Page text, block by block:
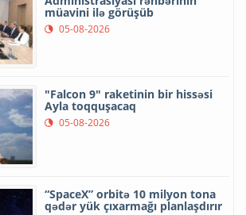
müavini ilə görüşüb
05-08-2026
"Falcon 9" raketinin bir hissəsi
Ayla toqquşacaq
05-08-2026
“SpaceX” orbitə 10 milyon tona
qədər yük çıxarmağı planlaşdırır